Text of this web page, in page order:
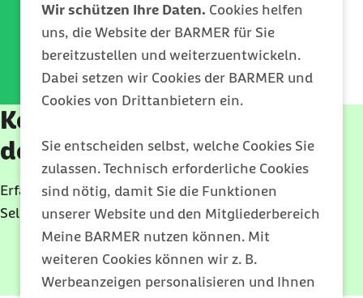
Wir schützen Ihre Daten. Cookies helfen
uns, die Website der BARMER für Sie
bereitzustellen und weiterzuentwickeln.
Dabei setzen wir Cookies der BARMER und
Cookies von Drittanbietern ein.
Sie entscheiden selbst, welche Cookies Sie
zulassen. Technisch erforderliche Cookies
sind nötig, damit Sie die Funktionen
unserer Website und den Mitgliederbereich
Meine BARMER nutzen können. Mit
weiteren Cookies können wir z. B.
Werbeanzeigen personalisieren und Ihnen
Dr. Nicole Vennemann (Sportwissenschaftlerin,
Deutsche Gesellschaft für Sportmedizin und Prävention
Kostenloses E-Paper für
deinen 7-Tage-Schlaf-Reset
Erfahre, wie du deine Schlafprobleme loswirst – mit
Selbst-Check, SOS-Plan und echtenSleep Hacks.
E-Paper herunterladen